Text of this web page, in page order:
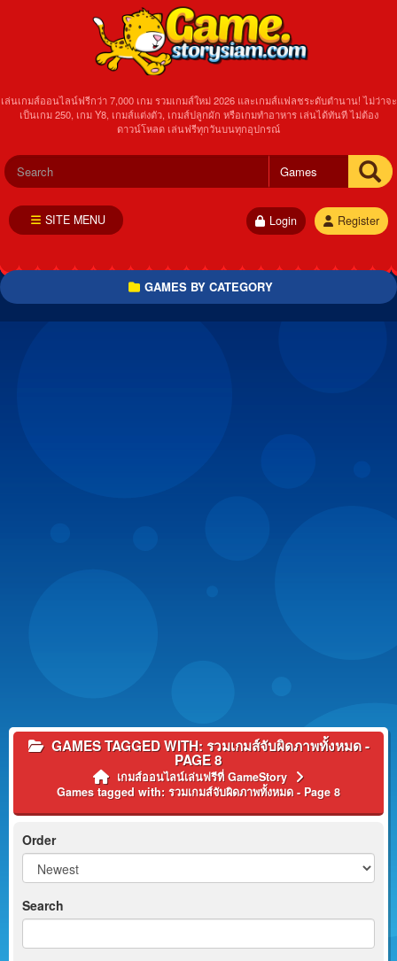
เล่นเกมส์ออนไลน์ฟรีกว่า 7,000 เกม รวมเกมส์ใหม่ 2026 และเกมส์แฟลชระดับตำนาน! ไม่ว่าจะ
เป็นเกม 250, เกม Y8, เกมส์แต่งตัว, เกมส์ปลูกผัก หรือเกมทำอาหาร เล่นได้ทันที ไม่ต้อง
ดาวน์โหลด เล่นฟรีทุกวันบนทุกอุปกรณ์
Register
Login
SITE MENU
GAMES BY CATEGORY
GAMES TAGGED WITH: รวมเกมส์จับผิดภาพทั้งหมด -
PAGE 8
เกมส์ออนไลน์เล่นฟรีที่ GameStory
Games tagged with: รวมเกมส์จับผิดภาพทั้งหมด - Page 8
Order
Search